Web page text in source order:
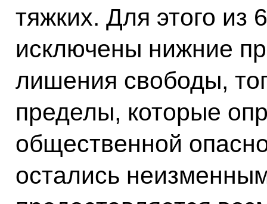
тяжких. Для этого из
исключены нижние
лишения свободы,
пределы, которые
общественной
остались